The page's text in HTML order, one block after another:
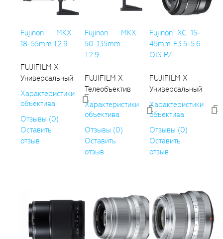
Fujinon MKX
18-55mm T2.9
FUJIFILM X
Универсальный
Характеристики
объектива
Отзывы (0)
Оставить
отзыв
Fujinon MKX
50-135mm
T2.9
FUJIFILM X
Телеобъектив
Характеристики
объектива
Отзывы (0)
Оставить
отзыв
Fujinon XC 15-
45mm F3.5-5.6
OIS PZ
FUJIFILM X
Универсальный
Характеристики
объектива
Отзывы (0)
Оставить
отзыв